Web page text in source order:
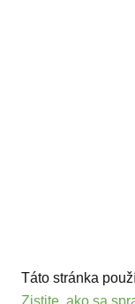
Táto stránka
Zistite, ako sa